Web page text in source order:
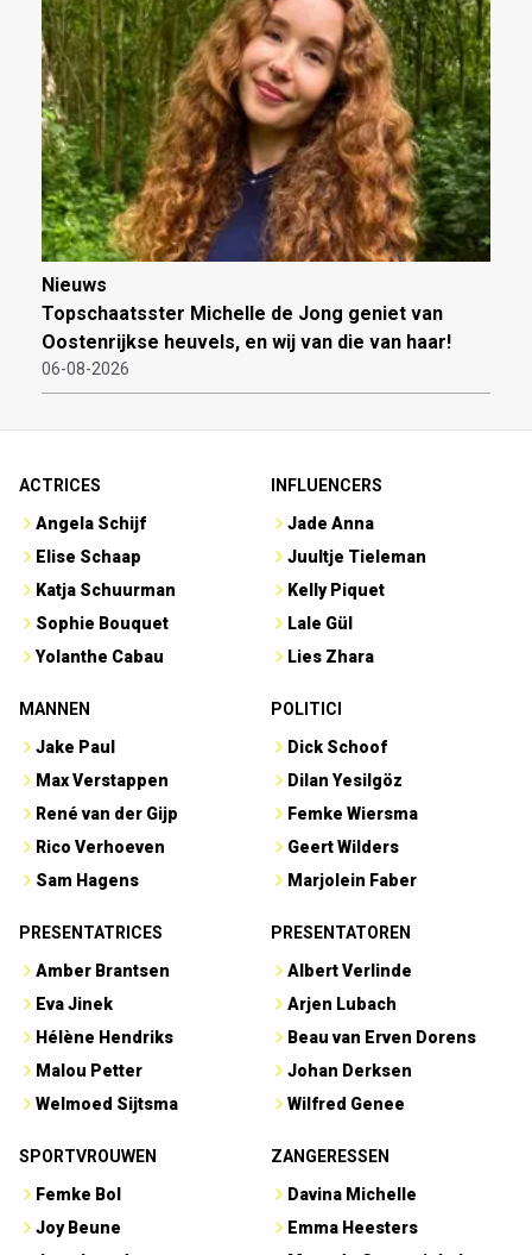
Nieuws
Topschaatsster Michelle de Jong geniet van
Oostenrijkse heuvels, en wij van die van haar!
06-08-2026
ACTRICES
Angela Schijf
Elise Schaap
Katja Schuurman
Sophie Bouquet
Yolanthe Cabau
INFLUENCERS
Jade Anna
Juultje Tieleman
Kelly Piquet
Lale Gül
Lies Zhara
MANNEN
Jake Paul
Max Verstappen
René van der Gijp
Rico Verhoeven
Sam Hagens
POLITICI
Dick Schoof
Dilan Yesilgöz
Femke Wiersma
Geert Wilders
Marjolein Faber
PRESENTATRICES
Amber Brantsen
Eva Jinek
Hélène Hendriks
Malou Petter
Welmoed Sijtsma
PRESENTATOREN
Albert Verlinde
Arjen Lubach
Beau van Erven Dorens
Johan Derksen
Wilfred Genee
SPORTVROUWEN
Femke Bol
Joy Beune
ZANGERESSEN
Davina Michelle
Emma Heesters